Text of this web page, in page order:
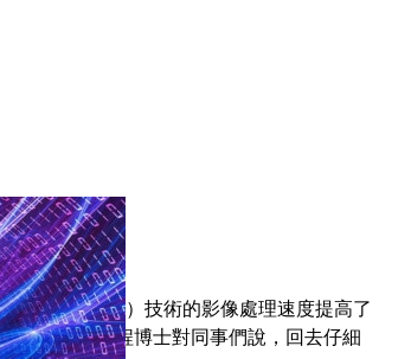
on-a-chip）技術的影像處理速度提高了
生物醫學工程博士對同事們說，回去仔細